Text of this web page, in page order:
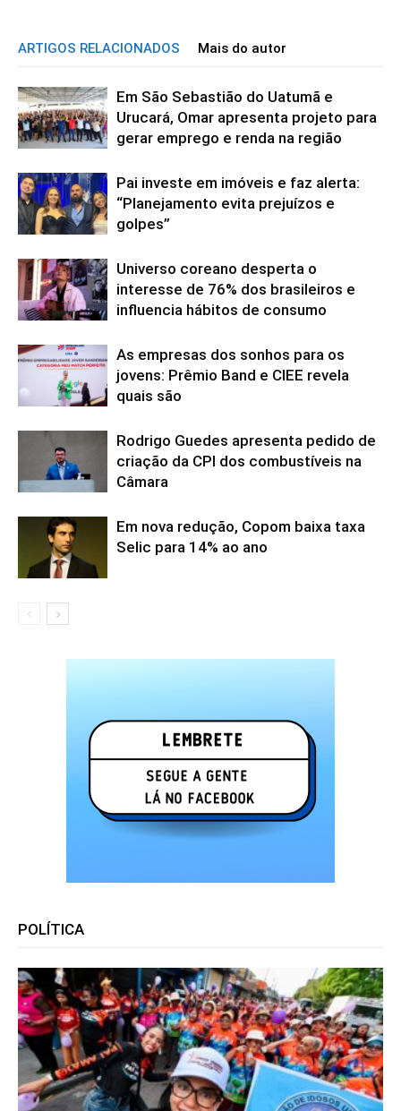
ARTIGOS RELACIONADOS Mais do autor
Em São Sebastião do Uatumã e
Urucará, Omar apresenta projeto para
gerar emprego e renda na região
Pai investe em imóveis e faz alerta:
“Planejamento evita prejuízos e
golpes”
Universo coreano desperta o
interesse de 76% dos brasileiros e
influencia hábitos de consumo
As empresas dos sonhos para os
jovens: Prêmio Band e CIEE revela
quais são
Rodrigo Guedes apresenta pedido de
criação da CPI dos combustíveis na
Câmara
Em nova redução, Copom baixa taxa
Selic para 14% ao ano
POLÍTICA